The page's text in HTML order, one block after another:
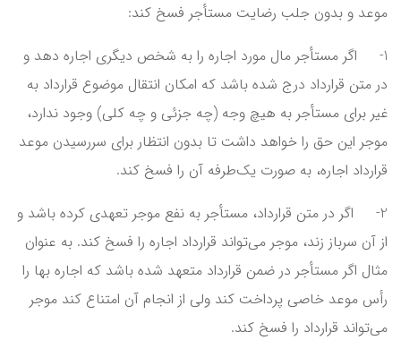
موعد و بدون جلب رضایت مستأجر فسخ کند:
1- اگر مستأجر مال مورد اجاره را به شخص دیگری اجاره دهد و
در متن قرارداد درج شده باشد که امکان انتقال موضوع قرارداد به
غیر برای مستأجر به هیچ وجه (چه جزئی و چه کلی) وجود ندارد،
موجر این حق را خواهد داشت تا بدون انتظار برای سررسیدن موعد
قرارداد اجاره، به صورت یک‌طرفه آن را فسخ کند.
2- اگر در متن قرارداد، مستأجر به نفع موجر تعهدی کرده باشد و
از آن سرباز زند، موجر می‌تواند قرارداد اجاره را فسخ کند. به عنوان
مثال اگر مستأجر در ضمن قرارداد متعهد شده باشد که اجاره بها را
رأس موعد خاصی پرداخت کند ولی از انجام آن امتناع کند موجر
می‌تواند قرارداد را فسخ کند.